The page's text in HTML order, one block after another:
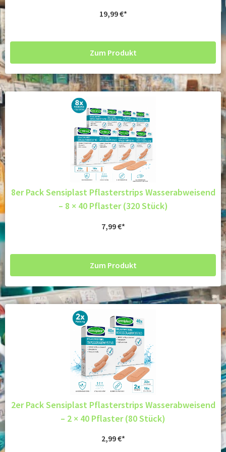
19,99€
Zum Produkt
8er Pack Sensiplast Pflasterstrips Wasserabweisend
– 8 × 40 Pflaster (320 Stück)
7,99€
Zum Produkt
2er Pack Sensiplast Pflasterstrips Wasserabweisend
– 2 × 40 Pflaster (80 Stück)
2,99€